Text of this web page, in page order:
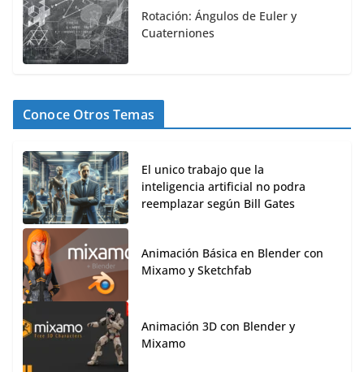
Rotación: Ángulos de Euler y
Cuaterniones
Conoce Otros Temas
El unico trabajo que la
inteligencia artificial no podra
reemplazar según Bill Gates
Animación Básica en Blender con
Mixamo y Sketchfab
Animación 3D con Blender y
Mixamo